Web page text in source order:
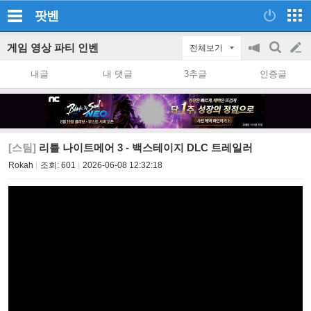
팟벤
게임 영상 파티 인벤 전체보기
공
on/off
검
색
글
쓰
내글 내 댓글 3추글 인증글
[스팀] 리틀 나이트메어 3 - 백스테이지 DLC 트레일러
Rokah 조회: 601 2026-06-08 12:32:18